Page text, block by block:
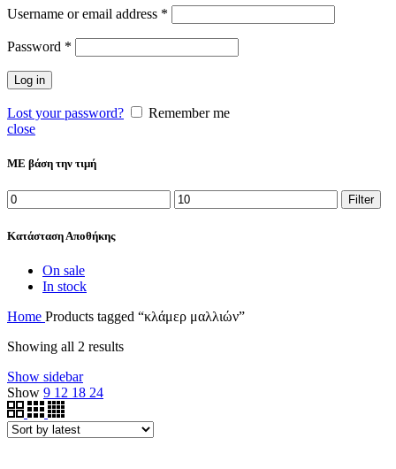
Username or email address *
Password *
Log in
Lost your password?
Remember me
close
ΜΕ βάση την τιμή
Filter
Κατάσταση Αποθήκης
On sale
In stock
Home Products tagged “κλάμερ μαλλιών”
Showing all 2 results
Show sidebar
Show 9 12 18 24